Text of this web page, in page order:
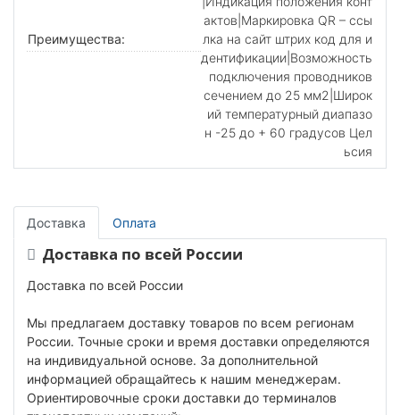
Преимущества:
актов|Маркировка QR – ссы
лка на сайт штрих код для и
дентификации|Возможность
подключения проводников
сечением до 25 мм2|Широк
ий температурный диапазо
н -25 до + 60 градусов Цел
ьсия
Доставка Оплата
Доставка по всей России
Доставка по всей России
Мы предлагаем доставку товаров по всем регионам
России. Точные сроки и время доставки определяются
на индивидуальной основе. За дополнительной
информацией обращайтесь к нашим менеджерам.
Ориентировочные сроки доставки до терминалов